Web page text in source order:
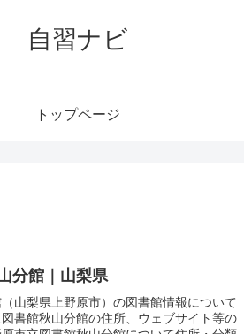
自習ナビ
トップページ
分館｜山梨県
山梨県上野原市）の図書館情報について
書館秋山分館の住所、ウェブサイト等の